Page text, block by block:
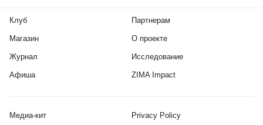
Клуб
Магазин
Журнал
Афиша
Партнерам
О проекте
Исследование
ZIMA Impact
Медиа-кит Privacy Policy